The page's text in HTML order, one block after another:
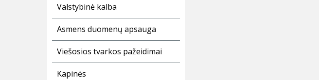
Valstybinė kalba
Asmens duomenų apsauga
Viešosios tvarkos pažeidimai
Kapinės